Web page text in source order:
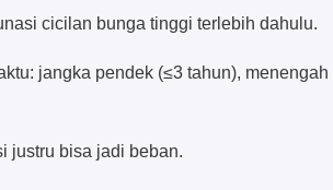
cicilan bunga tinggi terlebih dahulu.
jangka pendek (≤3 tahun),
justru bisa jadi beban.